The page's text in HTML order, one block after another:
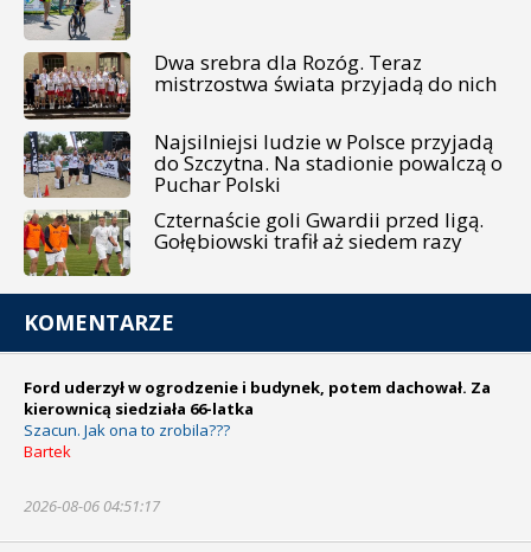
Dwa srebra dla Rozóg. Teraz
mistrzostwa świata przyjadą do nich
Najsilniejsi ludzie w Polsce przyjadą
do Szczytna. Na stadionie powalczą o
Puchar Polski
Czternaście goli Gwardii przed ligą.
Gołębiowski trafił aż siedem razy
KOMENTARZE
Ford uderzył w ogrodzenie i budynek, potem dachował. Za
kierownicą siedziała 66-latka
Szacun. Jak ona to zrobila???
Bartek
2026-08-06 04:51:17